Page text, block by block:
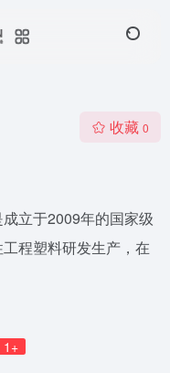
收藏 0
立于2009年的国家级
程塑料研发生产，在
1+